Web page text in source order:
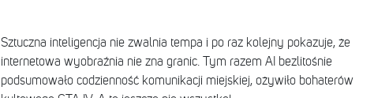
Sztuczna inteligencja nie zwalnia tempa i po raz kolejny pokazuje, że
internetowa wyobraźnia nie zna granic. Tym razem AI bezlitośnie
podsumowało codzienność komunikacji miejskiej, ożywiło bohaterów